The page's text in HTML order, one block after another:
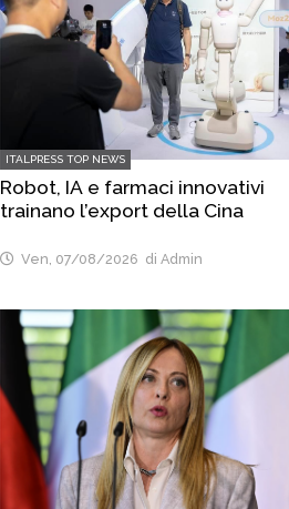
ITALPRESS TOP NEWS
Robot, IA e farmaci innovativi
trainano l’export della Cina
Ven, 07/08/2026 di Admin